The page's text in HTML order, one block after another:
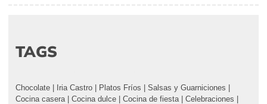
TAGS
Chocolate Iria Castro Platos Fríos Salsas y Guarniciones
Cocina casera
Cocina dulce Cocina de fiesta Celebraciones